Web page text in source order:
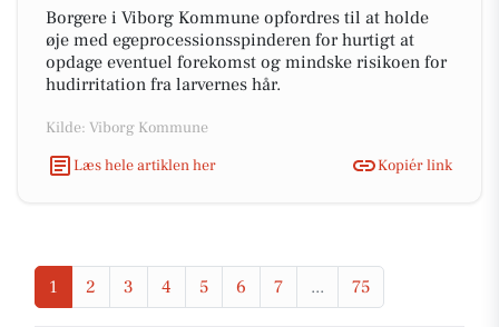
Borgere i Viborg Kommune opfordres til at holde
øje med egeprocessionsspinderen for hurtigt at
opdage eventuel forekomst og mindske risikoen for
hudirritation fra larvernes hår.
Kilde: Viborg Kommune
Læs hele artiklen her
Kopiér link
1 2 3 4 5 6 7 ... 75